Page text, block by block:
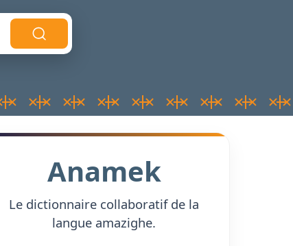
Anamek
Le dictionnaire collaboratif de la
langue amazighe.